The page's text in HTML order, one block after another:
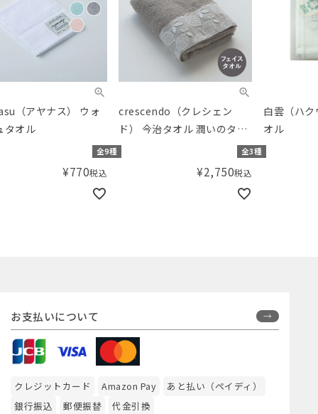
crescendo（クレシェン
ド） 今治タオル 潤いのタオ
ル 凜 フェイスタオル
¥2,750
白雲（ハクウン） ハンドタ
オル
ボックス入り
¥880
お支払いについて
クレジットカード Amazon Pay
あと払い（ペイディ）
銀行振込
郵便振替 代金引換